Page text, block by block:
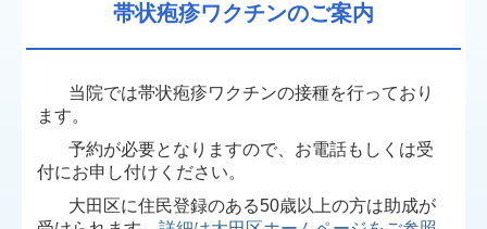
睡眠時無呼吸症候群
栄養指導
帯状疱疹ワクチンのご案内
当院では帯状疱疹ワクチンの接種を行っており
ます。
予約が必要となりますので、お電話もしくは受
付にお申し付けください。
大田区に住民登録のある50歳以上の方は助成が